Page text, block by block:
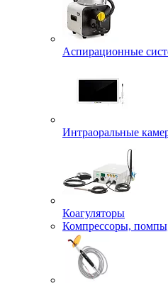
Аспирационные
Интраоральные
Коагуляторы
Компрессоры,